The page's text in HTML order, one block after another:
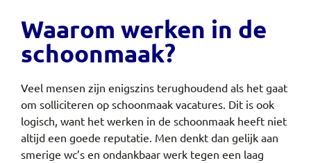
Waarom werken in de
schoonmaak?
Veel mensen zijn enigszins terughoudend als het gaat
om solliciteren op schoonmaak vacatures. Dit is ook
logisch, want het werken in de schoonmaak heeft niet
altijd een goede reputatie. Men denkt dan gelijk aan
smerige wc’s en ondankbaar werk tegen een laag